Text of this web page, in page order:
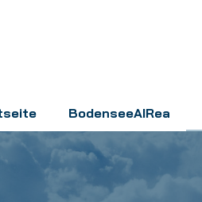
BodenseeAIRea